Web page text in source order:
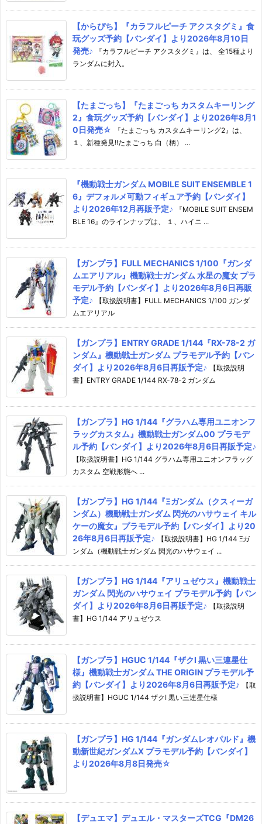
【からぴち】『カラフルピーチ アクスタグミ』食
玩グッズ予約【バンダイ】より2026年8月10日
発売♪
『カラフルピーチ アクスタグミ』は、 全15種より
ランダムに封入。
【たまごっち】『たまごっち カスタムキーリング
2』食玩グッズ予約【バンダイ】より2026年8月1
0日発売☆
『たまごっち カスタムキーリング2』は、
１、新種発見!!たまごっち 白（柄） ...
『機動戦士ガンダム MOBILE SUIT ENSEMBLE 1
6』デフォルメ可動フィギュア予約【バンダイ】
より2026年12月再販予定♪
『MOBILE SUIT ENSEM
BLE 16』のラインナップは、 １、ハイニ ...
【ガンプラ】FULL MECHANICS 1/100『ガンダ
ムエアリアル』機動戦士ガンダム 水星の魔女 プラ
モデル予約【バンダイ】より2026年8月6日再販
予定♪
【取扱説明書】FULL MECHANICS 1/100 ガンダ
ムエアリアル
【ガンプラ】ENTRY GRADE 1/144『RX-78-2 ガ
ンダム』機動戦士ガンダム プラモデル予約【バン
ダイ】より2026年8月6日再販予定♪
【取扱説明
書】ENTRY GRADE 1/144 RX-78-2 ガンダム
【ガンプラ】HG 1/144『グラハム専用ユニオンフ
ラッグカスタム』機動戦士ガンダム00 プラモデ
ル予約【バンダイ】より2026年8月6日再販予定♪
【取扱説明書】HG 1/144 グラハム専用ユニオンフラッグ
カスタム 空戦形態へ ...
【ガンプラ】HG 1/144『Ξガンダム（クスィーガ
ンダム）機動戦士ガンダム 閃光のハサウェイ キル
ケーの魔女』プラモデル予約【バンダイ】より20
26年8月6日再販予定♪
【取扱説明書】HG 1/144 Ξガ
ンダム（機動戦士ガンダム 閃光のハサウェイ ...
【ガンプラ】HG 1/144『アリュゼウス』機動戦士
ガンダム 閃光のハサウェイ プラモデル予約【バン
ダイ】より2026年8月6日再販予定♪
【取扱説明
書】HG 1/144 アリュゼウス
【ガンプラ】HGUC 1/144『ザクI 黒い三連星仕
様』機動戦士ガンダム THE ORIGIN プラモデル予
約【バンダイ】より2026年8月6日再販予定♪
【取
扱説明書】HGUC 1/144 ザクI 黒い三連星仕様
【ガンプラ】HG 1/144『ガンダムレオパルド』機
動新世紀ガンダムX プラモデル予約【バンダイ】
より2026年8月8日発売☆
【デュエマ】デュエル・マスターズTCG『DM26